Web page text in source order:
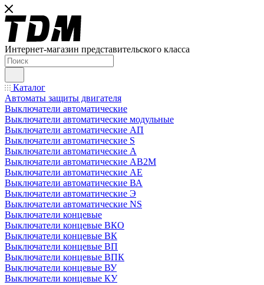
Интернет-магазин представительского класса
Каталог
Автоматы защиты двигателя
Выключатели автоматические
Выключатели автоматические модульные
Выключатели автоматические АП
Выключатели автоматические S
Выключатели автоматические А
Выключатели автоматические АВ2М
Выключатели автоматические АЕ
Выключатели автоматические ВА
Выключатели автоматические Э
Выключатели автоматические NS
Выключатели концевые
Выключатели концевые ВКО
Выключатели концевые ВК
Выключатели концевые ВП
Выключатели концевые ВПК
Выключатели концевые ВУ
Выключатели концевые КУ